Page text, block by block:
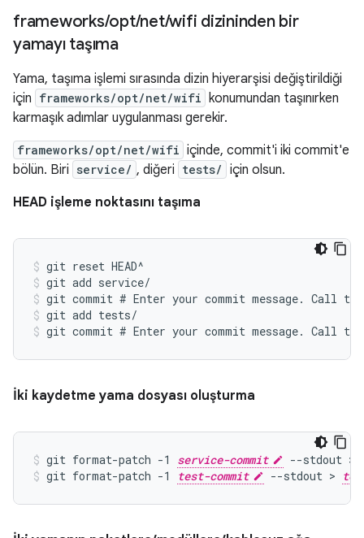
frameworks/opt/net/wifi dizininden bir
yamayı taşıma
Yama, taşıma işlemi sırasında dizin hiyerarşisi değiştirildiği
için frameworks/opt/net/wifi
konumundan taşınırken
karmaşık adımlar uygulanması gerekir.
frameworks/opt/net/wifi içinde, commit'i iki commit'e
bölün. Biri service/ , diğeri tests/ için olsun.
HEAD işleme noktasını taşıma
git reset HEAD^
git add service/
git commit # Enter your commit message. Call
git add tests/
git commit # Enter your commit message. Call
İki kaydetme yama dosyası oluşturma
git format-patch -1 service-commit --stdout >
git format-patch -1
test-commit --stdout >